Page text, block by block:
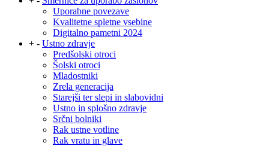
Uporabne povezave
Kvalitetne spletne vsebine
Digitalno pametni 2024
+ - Ustno zdravje
Predšolski otroci
Šolski otroci
Mladostniki
Zrela generacija
Starejši ter slepi in slabovidni
Ustno in splošno zdravje
Srčni bolniki
Rak ustne votline
Rak vratu in glave